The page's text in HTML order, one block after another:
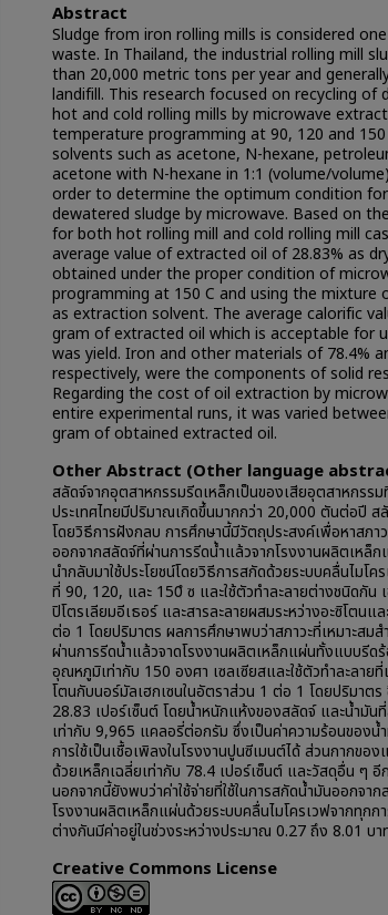
Abstract
Sludge from iron rolling mills is considered
waste. In Thailand, the industrial rolling mill
than 20,000 metric tons per year and
landifill. This research focused on recycling of
hot and cold rolling mills by microwave
temperature programming at 90, 120 and
solvents such as acetone, N-hexane,
acetone with N-hexane in 1:1 (volume/
order to determine the optimum condition
dewatered sludge by microwave. Based on
for both hot rolling mill and cold rolling mill
average value of extracted oil of 28.83% as
obtained under the proper condition of
programming at 150 C and using the mixture
as extraction solvent. The average calorific
gram of extracted oil which is acceptable for
was yield. Iron and other materials of 78.4%
respectively, were the components of solid
Regarding the cost of oil extraction by
entire experimental runs, it was varied
gram of obtained extracted oil.
Other Abstract (Other language
สลัดจ์จากอุตสาหกรรมรีดเหล็กเป็นของเสียอุตสาหกรร
ประเทศไทยมีปริมาณเกิดขึ้นมากกว่า 20,000 ตันต่อปี ส
โดยวิธีการฝังกลบ การศึกษานี้มีวัตถุประสงค์เพื่อหาสภา
ออกจากสลัดจ์ที่ผ่านการรีดน้ำแล้วจากโรงงานผลิตเหล็
นำกลับมาใช้ประโยชน์โดยวิธีการสกัดด้วยระบบคลื่นไมโ
ที่ 90, 120, และ 150ํ ซ และใช้ตัวทำละลายต่างชนิดกัน
ปิโตรเลียมอีเธอร์ และสารละลายผสมระหว่างอะซิโตนแ
ต่อ 1 โดยปริมาตร ผลการศึกษาพบว่าสภาวะที่เหมาะสม
ผ่านการรีดน้ำแล้วจาดโรงงานผลิตเหล็กแผ่นทั้งแบบรีด
อุณหภูมิเท่ากับ 150 องศา เซลเซียสและใช้ตัวทำละลายที่
โตนกับนอร์มัลเฮกเซนในอัตราส่วน 1 ต่อ 1 โดยปริมาต
28.83 เปอร์เซ็นต์ โดยน้ำหนักแห้งของสลัดจ์ และน้ำมัน
เท่ากับ 9,965 แคลอรี่ต่อกรัม ซึ่งเป็นค่าความร้อนของน้
การใช้เป็นเชื้อเพิลงในโรงงานปูนซีเมนต์ได้ ส่วนกากขอ
ด้วยเหล็กเฉลี่ยเท่ากับ 78.4 เปอร์เซ็นต์ และวัสดุอื่น ๆ อี
นอกจากนี้ยังพบว่าค่าใช้จ่ายที่ใช้ในการสกัดน้ำมันออกจา
โรงงานผลิตเหล็กแผ่นด้วยระบบคลื่นไมโครเวฟจากทุกก
ต่างกันมีค่าอยู่ในช่วงระหว่างประมาณ 0.27 ถึง 8.01 บ
Creative Commons License